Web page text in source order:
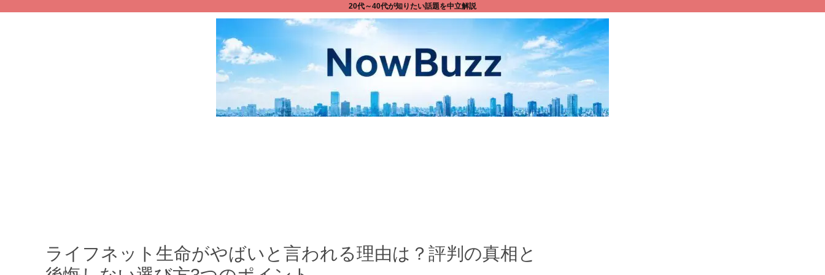
20代～40代が知りたい話題を中立解説
ライフネット生命がやばいと言われる理由は？評判の真相と